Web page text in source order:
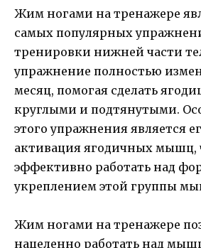
Жим ногами на тренажере
самых популярных
тренировки нижней части
упражнение полностью
месяц, помогая сделать
круглыми и подтянутыми.
этого упражнения является
активация ягодичных мышц,
эффективно работать над
укреплением этой группы
Жим ногами на тренажере
нацеленно работать над